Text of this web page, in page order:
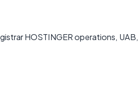
HOSTINGER operations, UAB,